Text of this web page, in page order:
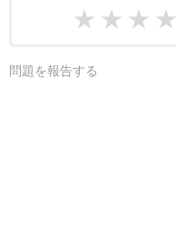
★ ★ ★ ★
問題を報告する